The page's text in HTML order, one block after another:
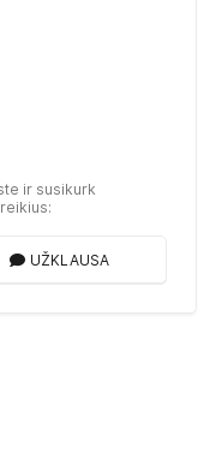
ir susikurk
UŽKLAUSA